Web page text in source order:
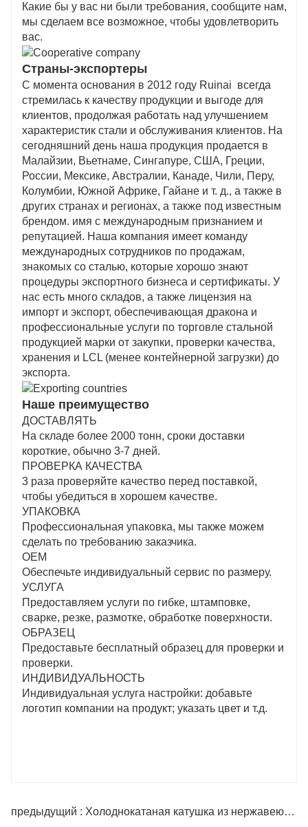
Какие бы у вас ни были требования, сообщите нам,
мы сделаем все возможное, чтобы удовлетворить
вас.
Страны-экспортеры
С момента основания в 2012 году Ruinai всегда
стремилась к качеству продукции и выгоде для
клиентов, продолжая работать над улучшением
характеристик стали и обслуживания клиентов. На
сегодняшний день наша продукция продается в
Малайзии, Вьетнаме, Сингапуре, США, Греции,
России, Мексике, Австралии, Канаде, Чили, Перу,
Колумбии, Южной Африке, Гайане и т. д., а также в
других странах и регионах, а также под известным
брендом. имя с международным признанием и
репутацией. Наша компания имеет команду
международных сотрудников по продажам,
знакомых со сталью, которые хорошо знают
процедуры экспортного бизнеса и сертификаты. У
нас есть много складов, а также лицензия на
импорт и экспорт, обеспечивающая дракона и
профессиональные услуги по торговле стальной
продукцией марки от закупки, проверки качества,
хранения и LCL (менее контейнерной загрузки) до
экспорта.
Наше преимущество
ДОСТАВЛЯТЬ
На складе более 2000 тонн, сроки доставки
короткие, обычно 3-7 дней.
ПРОВЕРКА КАЧЕСТВА
3 раза проверяйте качество перед поставкой,
чтобы убедиться в хорошем качестве.
УПАКОВКА
Профессиональная упаковка, мы также можем
сделать по требованию заказчика.
ОЕМ
Обеспечьте индивидуальный сервис по размеру.
УСЛУГА
Предоставляем услуги по гибке, штамповке,
сварке, резке, размотке, обработке поверхности.
ОБРАЗЕЦ
Предоставьте бесплатный образец для проверки и
проверки.
ИНДИВИДУАЛЬНОСТЬ
Индивидуальная услуга настройки: добавьте
логотип компании на продукт; указать цвет и т.д.
предыдущий : Холоднокатаная катушка из нержавеющей стали